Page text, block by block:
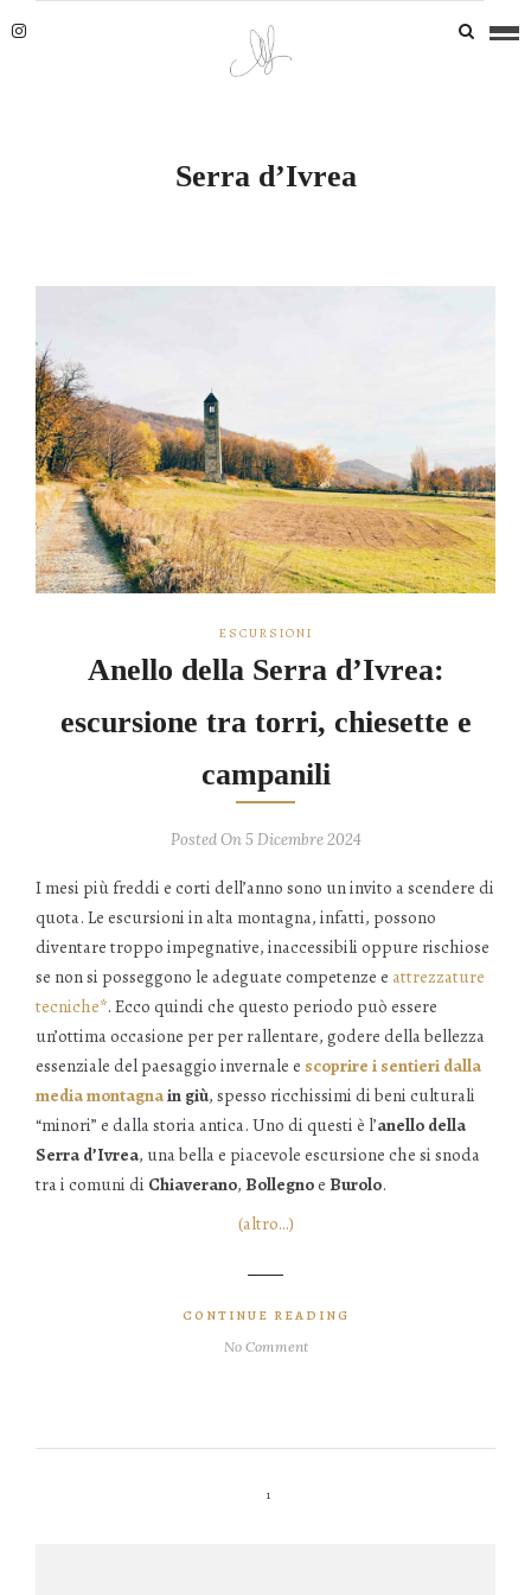
Serra d’Ivrea
ESCURSIONI
Anello della Serra d’Ivrea:
escursione tra torri, chiesette e
campanili
Posted On 5 Dicembre 2024
I mesi più freddi e corti dell’anno sono un invito a scendere di
quota. Le escursioni in alta montagna, infatti, possono
diventare troppo impegnative, inaccessibili oppure rischiose
se non si posseggono le adeguate competenze e attrezzature
tecniche*. Ecco quindi che questo periodo può essere
un’ottima occasione per per rallentare, godere della bellezza
essenziale del paesaggio invernale e scoprire i sentieri dalla
media montagnain giù, spesso ricchissimi di beni culturali
“minori” e dalla storia antica. Uno di questi è l’anello della
Serra d’Ivrea, una bella e piacevole escursione che si snoda
tra i comuni di Chiaverano, Bollegnoe Burolo.
(altro…)
CONTINUE READING
No Comment
1